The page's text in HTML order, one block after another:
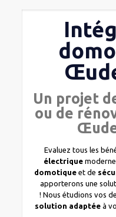
Un projet
ou de
Evaluez tous les
électrique
domotique et de
apporterons une
! Nous étudions vos
solution adaptéeà